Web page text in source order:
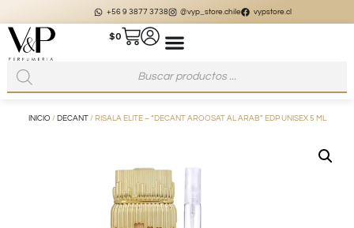
+56 9 3877 3738 @vyp_store.chile vypstore.cl
$0
INICIO / DECANT/ RISALA ELITE – “DECANT AROOSAT AL ARAB” EDP UNISEX 5 ML